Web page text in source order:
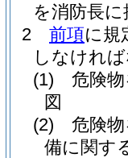
を消防長
2
前項に規
しなけれ
(1)
危険
図
(2)
危険
備に関す